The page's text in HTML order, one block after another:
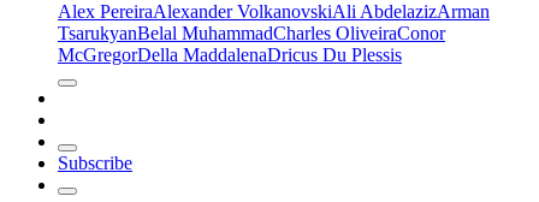
Alex PereiraAlexander VolkanovskiAli AbdelazizArman
TsarukyanBelal MuhammadCharles OliveiraConor
McGregorDella MaddalenaDricus Du Plessis
Subscribe